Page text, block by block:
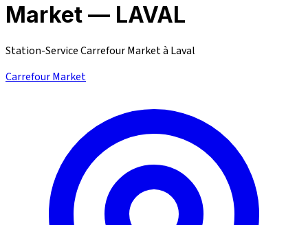
Market — LAVAL
Station-Service Carrefour Market à Laval
Carrefour Market